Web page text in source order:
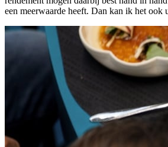
een meerwaarde heeft. Dan kan ik het ook